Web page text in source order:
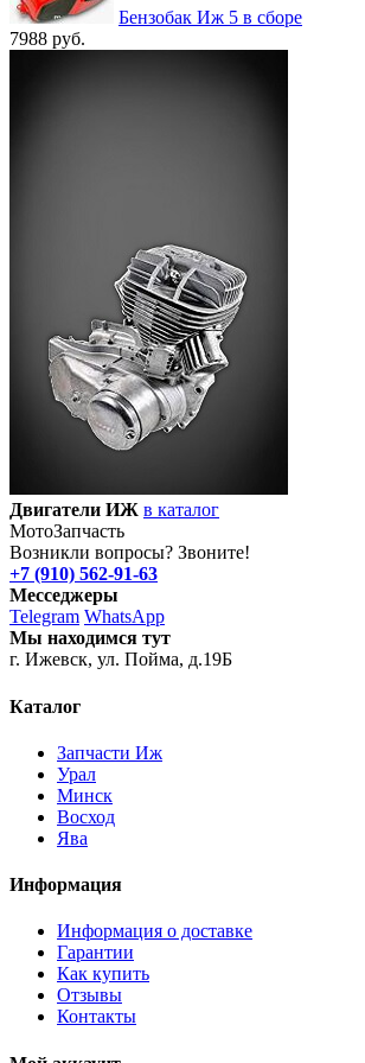
Бензобак Иж 5 в сборе
7988 руб.
Двигатели ИЖ в каталог
МотоЗапчасть
Возникли вопросы? Звоните!
+7 (910) 562-91-63
Месседжеры
Telegram WhatsApp
Мы находимся тут
г. Ижевск, ул. Пойма, д.19Б
Каталог
Запчасти Иж
Урал
Минск
Восход
Ява
Информация
Информация о доставке
Гарантии
Как купить
Отзывы
Контакты